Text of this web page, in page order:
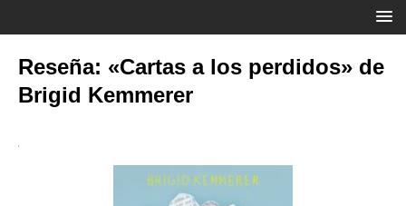
Reseña: «Cartas a los perdidos» de
Brigid Kemmerer